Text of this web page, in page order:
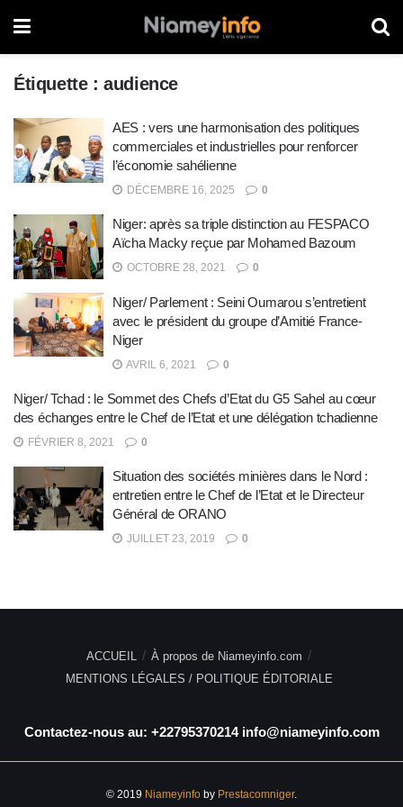
Étiquette :audience
AES : vers une harmonisation des politiques
commerciales et industrielles pour renforcer
l’économie sahélienne
DÉCEMBRE 16, 2025 0
Niger: après sa triple distinction au FESPACO
Aïcha Macky reçue par Mohamed Bazoum
OCTOBRE 28, 2021 0
Niger/ Parlement : Seini Oumarou s’entretient
avec le président du groupe d’Amitié France-
Niger
AVRIL 6, 2021 0
Niger/ Tchad : le Sommet des Chefs d’Etat du G5 Sahel au cœur
des échanges entre le Chef de l’Etat et une délégation tchadienne
FÉVRIER 8, 2021 0
Situation des sociétés minières dans le Nord :
entretien entre le Chef de l’Etat et le Directeur
Général de ORANO
JUILLET 23, 2019 0
ACCUEIL
À propos de Niameyinfo.com
MENTIONS LÉGALES / POLITIQUE ÉDITORIALE
Contactez-nous au: +22795370214 info@niameyinfo.com
© 2019 Niameyinfo by Prestacomniger.